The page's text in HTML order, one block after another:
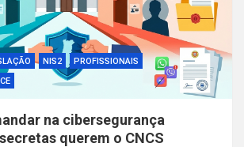
NIS2
PROFISSIONAIS
na cibersegurança
querem o CNCS